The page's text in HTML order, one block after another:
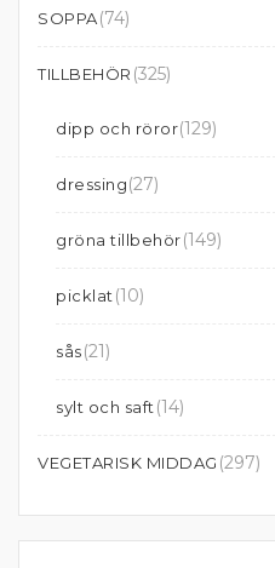
SOPPA(74)
TILLBEHÖR (325)
dipp och röror(129)
dressing(27)
gröna tillbehör(149)
picklat (10)
sås(21)
sylt och saft (14)
VEGETARISK MIDDAG (297)